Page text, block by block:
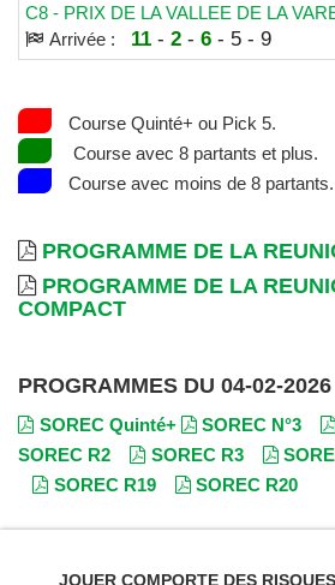
C8 - PRIX DE LA VALLEE DE LA
Arrivée :
11 - 2- 6- 5 - 9
Course Quinté+ ou Pick 5.
Course avec 8 partants et plus.
Course avec moins de 8 partants.
PROGRAMME DE LA
PROGRAMME DE LA
COMPACT
PROGRAMMES DU 04-02-2026
SOREC Quinté+ SOREC N°3
SOREC R2
SOREC R3
SOREC R19
SOREC R20
JOUER COMPORTE DES